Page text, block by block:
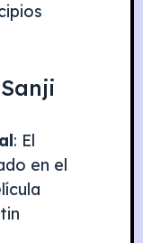
: El
en el